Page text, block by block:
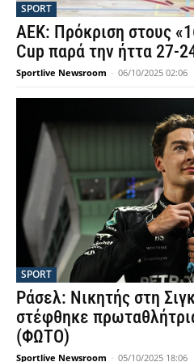
SPORT
ΑΕΚ: Πρόκριση στους
Cup παρά την ήττα 27-
Sportlive Newsroom - 06/10/2025 02:06
SPORT
Ράσελ: Νικητής στη
στέφθηκε
(ΦΩΤΟ)
Sportlive Newsroom - 05/10/2025 18:06